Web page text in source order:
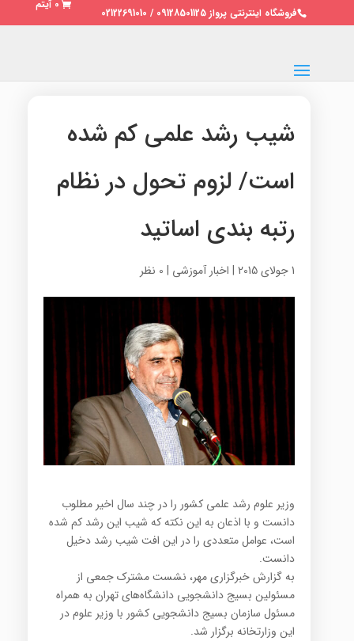
فروشگاه اینترنتی پرواز 09128501125 / 02122691010
0 آیتم
شیب رشد علمی کم شده
است/ لزوم تحول در نظام
رتبه بندی اساتید
1 جولای 2015 | اخبار آموزشی | 0 نظر
وزیر علوم رشد علمی کشور را در چند سال اخیر مطلوب
دانست و با اذعان به این نکته که شیب این رشد کم شده
است، عوامل متعددی را در این افت شیب رشد دخیل
دانست.
به گزارش خبرگزاری مهر، نشست مشترک جمعی از
مسئولین بسیج دانشجویی دانشگاه‌های تهران به همراه
مسئول سازمان بسیج دانشجویی کشور با وزیر علوم در
این وزارتخانه برگزار شد.